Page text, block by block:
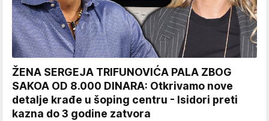
ŽENA SERGEJA TRIFUNOVIĆA PALA ZBOG
SAKOA OD 8.000 DINARA: Otkrivamo nove
detalje krađe u šoping centru - Isidori preti
kazna do 3 godine zatvora